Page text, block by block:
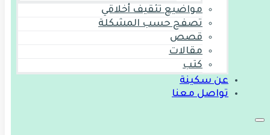
مواضيع تثقيف أخلاقي
تصفح حسب المشكلة
قصص
مقالات
كتب
عن سكينة
تواصل معنا